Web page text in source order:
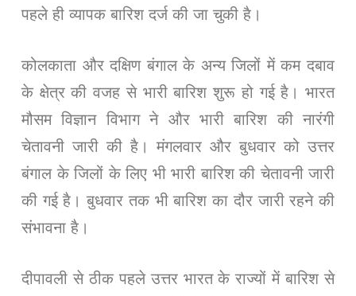
पहले ही व्यापक बारिश दर्ज की जा चुकी है।
कोलकाता और दक्षिण बंगाल के अन्य जिलों में कम दबाव
के क्षेत्र की वजह से भारी बारिश शुरू हो गई है। भारत
मौसम विज्ञान विभाग ने और भारी बारिश की नारंगी
चेतावनी जारी की है। मंगलवार और बुधवार को उत्तर
बंगाल के जिलों के लिए भी भारी बारिश की चेतावनी जारी
की गई है। बुधवार तक भी बारिश का दौर जारी रहने की
संभावना है।
दीपावली से ठीक पहले उत्तर भारत के राज्यों में बारिश से